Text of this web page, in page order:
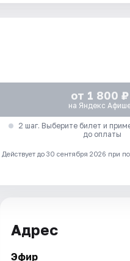
от 1 800 ₽
на Яндекс
2 шаг. Выберите билет и
до оплаты
Действует до 30 сентября 2026 при
Адрес
Эфир